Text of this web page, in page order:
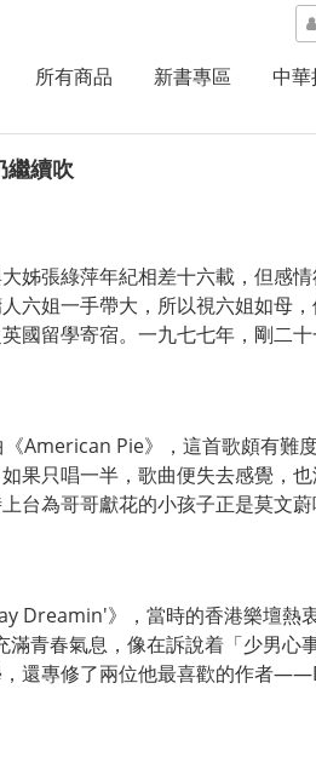
所有商品 新書專區 中
續吹
姊張綠萍年紀相差十六載，但感
六姐一手帶大，所以視六姐如母
國留學寄宿。一九七七年，剛二
American Pie》，這首歌頗有難
果只唱一半，歌曲便失去感覺，
台為哥哥獻花的小孩子正是莫文
Dreamin'》，當時的香港樂壇熱
青春氣息，像在訴說着「少男心
還專修了兩位他最喜歡的作者